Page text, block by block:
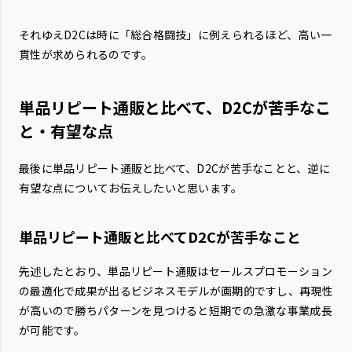
それゆえD2Cは時に「総合格闘技」に例えられるほど、高い一
貫性が求められるのです。
単品リピート通販と比べて、D2Cが苦手なこ
と・有望な点
最後に単品リピート通販と比べて、D2Cが苦手なことと、逆に
有望な点についてお伝えしたいと思います。
単品リピート通販と比べてD2Cが苦手なこと
先述したとおり、単品リピート通販はセールスプロモーション
の最適化で成果が出るビジネスモデルが画期的ですし、再現性
が高いので勝ちパターンを見つけると短期での急激な事業成長
が可能です。